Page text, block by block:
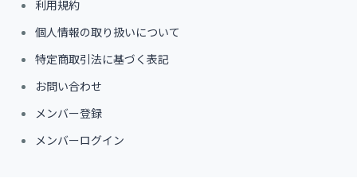
利用規約
個人情報の取り扱いについて
特定商取引法に基づく表記
お問い合わせ
メンバー登録
メンバーログイン